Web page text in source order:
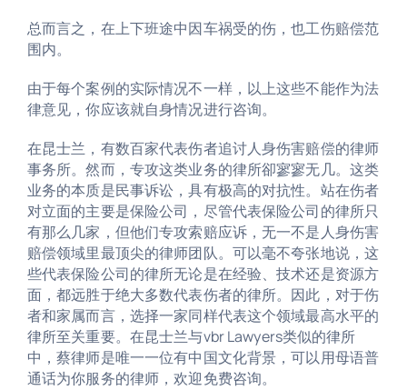
总而言之，在上下班途中因车祸受的伤，也工伤赔偿范
围内。
由于每个案例的实际情况不一样，以上这些不能作为法
律意见，你应该就自身情况进行咨询。
在昆士兰，有数百家代表伤者追讨人身伤害赔偿的律师
事务所。然而，专攻这类业务的律所卻寥寥无几。这类
业务的本质是民事诉讼，具有极高的对抗性。站在伤者
对立面的主要是保险公司，尽管代表保险公司的律所只
有那么几家，但他们专攻索赔应诉，无一不是人身伤害
赔偿领域里最顶尖的律师团队。可以毫不夸张地说，这
些代表保险公司的律所无论是在经验、技术还是资源方
面，都远胜于绝大多数代表伤者的律所。因此，对于伤
者和家属而言，选择一家同样代表这个领域最高水平的
律所至关重要。在昆士兰与vbr Lawyers类似的律所
中，蔡律师是唯一一位有中国文化背景，可以用母语普
通话为你服务的律师，欢迎免费咨询。